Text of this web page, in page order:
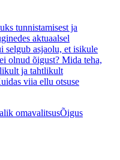
tunnistamisest ja
aktuaalsel
selgub asjaolu, et isikule
olnud õigust? Mida teha,
ja tahtlikult
viia ellu otsuse
omavalitsusÕigus